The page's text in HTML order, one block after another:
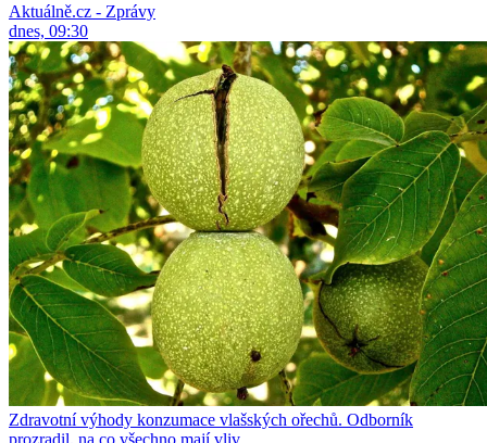
Aktuálně.cz - Zprávy
dnes, 09:30
Zdravotní výhody konzumace vlašských ořechů. Odborník
prozradil, na co všechno mají vliv